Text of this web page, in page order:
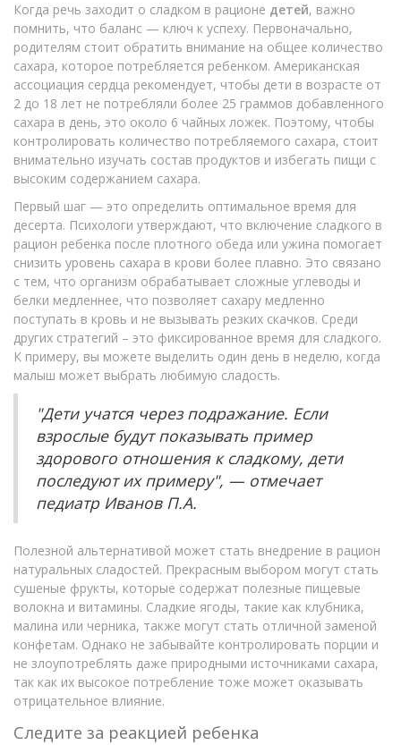
Когда речь заходит о сладком в рационе детей, важно
помнить, что баланс — ключ к успеху. Первоначально,
родителям стоит обратить внимание на общее количество
сахара, которое потребляется ребенком. Американская
ассоциация сердца рекомендует, чтобы дети в возрасте от
2 до 18 лет не потребляли более 25 граммов добавленного
сахара в день, это около 6 чайных ложек. Поэтому, чтобы
контролировать количество потребляемого сахара, стоит
внимательно изучать состав продуктов и избегать пищи с
высоким содержанием сахара.
Первый шаг — это определить оптимальное время для
десерта. Психологи утверждают, что включение сладкого в
рацион ребенка после плотного обеда или ужина помогает
снизить уровень сахара в крови более плавно. Это связано
с тем, что организм обрабатывает сложные углеводы и
белки медленнее, что позволяет сахару медленно
поступать в кровь и не вызывать резких скачков. Среди
других стратегий – это фиксированное время для сладкого.
К примеру, вы можете выделить один день в неделю, когда
малыш может выбрать любимую сладость.
"Дети учатся через подражание. Если
взрослые будут показывать пример
здорового отношения к сладкому, дети
последуют их примеру", — отмечает
педиатр Иванов П.А.
Полезной альтернативой может стать внедрение в рацион
натуральных сладостей. Прекрасным выбором могут стать
сушеные фрукты, которые содержат полезные пищевые
волокна и витамины. Сладкие ягоды, такие как клубника,
малина или черника, также могут стать отличной заменой
конфетам. Однако не забывайте контролировать порции и
не злоупотреблять даже природными источниками сахара,
так как их высокое потребление тоже может оказывать
отрицательное влияние.
Следите за реакцией ребенка